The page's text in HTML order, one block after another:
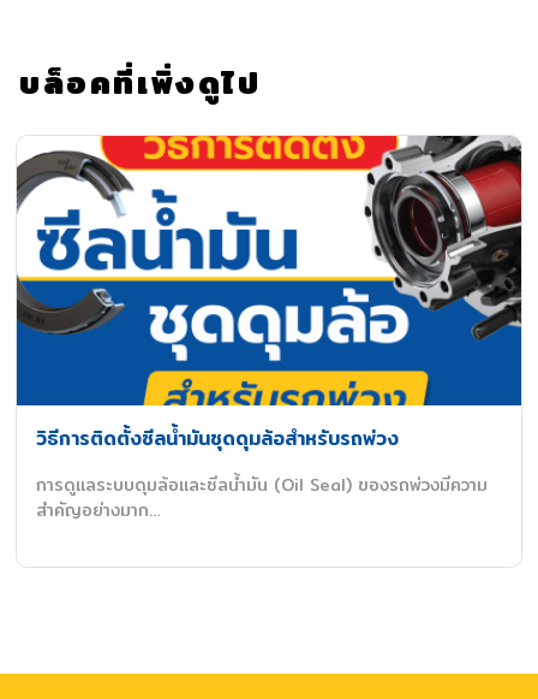
บล็อคที่เพิ่งดูไป
วิธีการติดตั้งซีลน้ำมันชุดดุมล้อสำหรับรถพ่วง
การดูแลระบบดุมล้อและซีลน้ำมัน (Oil Seal) ของรถพ่วงมีความ
สำคัญอย่างมาก…